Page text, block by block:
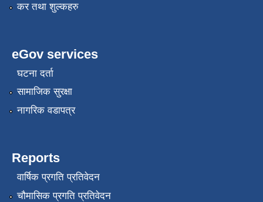
कर तथा शुल्कहरु
eGov services
घटना दर्ता
सामाजिक सुरक्षा
नागरिक वडापत्र
Reports
वार्षिक प्रगति प्रतिवेदन
चौमासिक प्रगति प्रतिवेदन